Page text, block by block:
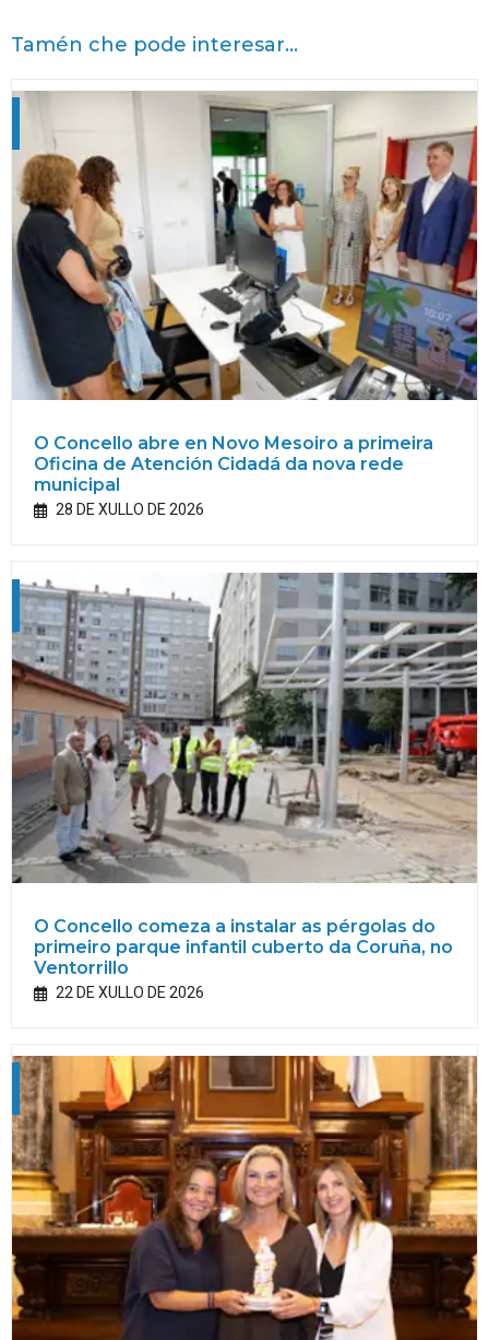
Tamén che pode interesar...
O Concello abre en Novo Mesoiro a primeira
Oficina de Atención Cidadá da nova rede
municipal
28 DE XULLO DE 2026
O Concello comeza a instalar as pérgolas do
primeiro parque infantil cuberto da Coruña, no
Ventorrillo
22 DE XULLO DE 2026